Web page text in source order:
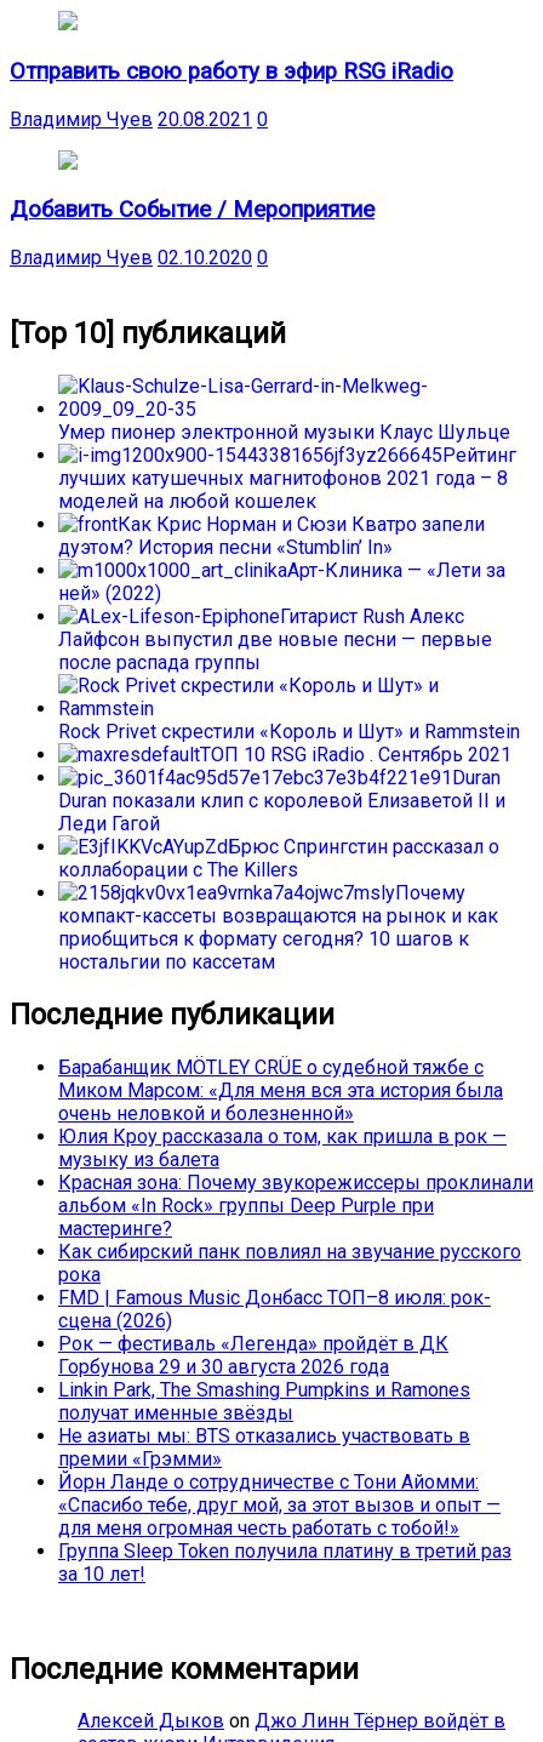
Отправить свою работу в эфир RSG iRadio
Владимир Чуев 20.08.2021 0
Добавить Событие / Мероприятие
Владимир Чуев 02.10.2020 0
[Top 10] публикаций
Умер пионер электронной музыки Клаус Шульце
Рейтинг
лучших катушечных магнитофонов 2021 года – 8
моделей на любой кошелек
Как Крис Норман и Сюзи Кватро запели
дуэтом? История песни «Stumblin’ In»
Арт-Клиника — «Лети за
ней» (2022)
Гитарист Rush Алекс
Лайфсон выпустил две новые песни — первые
после распада группы
Rock Privet скрестили «Король и Шут» и Rammstein
ТОП 10 RSG iRadio . Сентябрь 2021
Duran
Duran показали клип с королевой Елизаветой II и
Леди Гагой
Брюс Спрингстин рассказал о
коллаборации с The Killers
Почему
компакт-кассеты возвращаются на рынок и как
приобщиться к формату сегодня? 10 шагов к
ностальгии по кассетам
Последние публикации
Барабанщик MÖTLEY CRÜE о судебной тяжбе с
Миком Марсом: «Для меня вся эта история была
очень неловкой и болезненной»
Юлия Кроу рассказала о том, как пришла в рок —
музыку из балета
Красная зона: Почему звукорежиссеры проклинали
альбом «In Rock» группы Deep Purple при
мастеринге?
Как сибирский панк повлиял на звучание русского
рока
FMD | Famous Music Донбасс ТОП–8 июля: рок-
сцена (2026)
Рок — фестиваль «Легенда» пройдёт в ДК
Горбунова 29 и 30 августа 2026 года
Linkin Park, The Smashing Pumpkins и Ramones
получат именные звёзды
Не азиаты мы: BTS отказались участвовать в
премии «Грэмми»
Йорн Ланде о сотрудничестве с Тони Айомми:
«Спасибо тебе, друг мой, за этот вызов и опыт —
для меня огромная честь работать с тобой!»
Группа Sleep Token получила платину в третий раз
за 10 лет!
Последние комментарии
Алексей Дыков on Джо Линн Тёрнер войдёт в